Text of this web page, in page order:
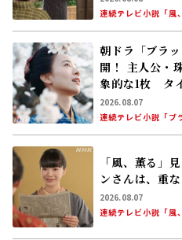
連続テレビ小説「ブ
「風、薫る」
ンさんは、重
2026.08.07
連続テレビ小説「風
りん(見上愛)
黒川(平埜生成)
2026.08.06
連続テレビ小説「風